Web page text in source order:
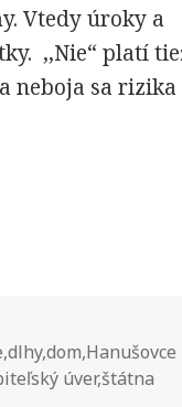
Vtedy úroky a
,,Nie“ platí
neboja sa rizika
zmenách od
,dlhy,dom,Hanušovce
úver,štátna